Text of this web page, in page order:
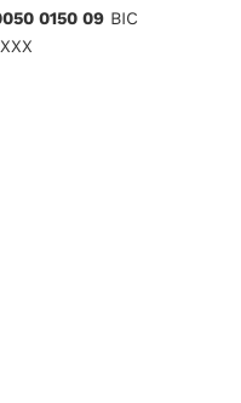
0150 09BIC